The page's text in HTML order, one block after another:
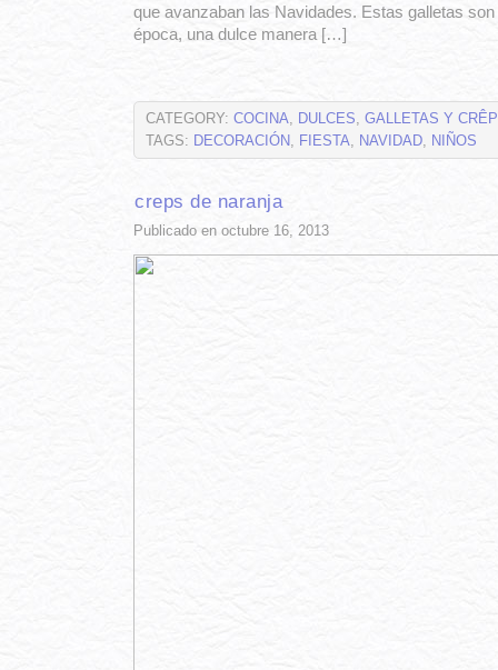
que avanzaban las Navidades. Estas galletas
época, una dulce manera […]
CATEGORY: COCINA, DULCES, GALLETAS Y
TAGS: DECORACIÓN, FIESTA, NAVIDAD, NIÑOS
creps de naranja
Publicado en octubre 16, 2013